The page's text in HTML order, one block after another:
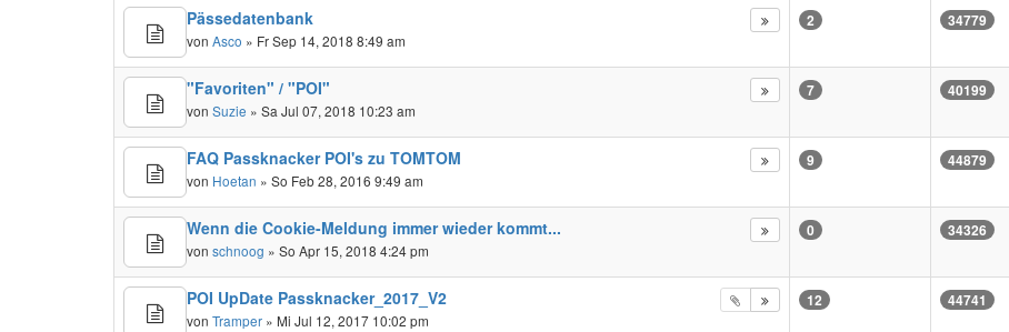
Pässedatenbank
vonAsco » Fr Sep 14, 2018 8:49 am
2 34779
"Favoriten" / "POI"
vonSuzie » Sa Jul 07, 2018 10:23 am
7 40199
FAQ Passknacker POI's zu TOMTOM
von Hoetan » So Feb 28, 2016 9:49 am
9 44879
Wenn die Cookie-Meldung immer wieder kommt...
vonschnoog » So Apr 15, 2018 4:24 pm
0 34326
POI UpDate Passknacker_2017_V2
vonTramper » Mi Jul 12, 2017 10:02 pm
12 44741